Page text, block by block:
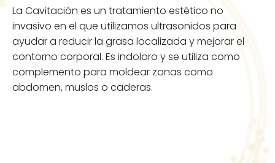
La Cavitación es un tratamiento estético no
invasivo en el que utilizamos ultrasonidos para
ayudar a reducir la grasa localizada y mejorar el
contorno corporal. Es indoloro y se utiliza como
complemento para moldear zonas como
abdomen, muslos o caderas.